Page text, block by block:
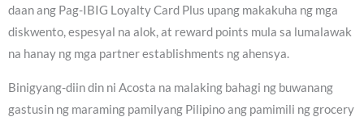
daan ang Pag-IBIG Loyalty Card Plus upang makakuha ng mga
diskwento, espesyal na alok, at reward points mula sa lumalawak
na hanay ng mga partner establishments ng ahensya.
Binigyang-diin din ni Acosta na malaking bahagi ng buwanang
gastusin ng maraming pamilyang Pilipino ang pamimili ng grocery